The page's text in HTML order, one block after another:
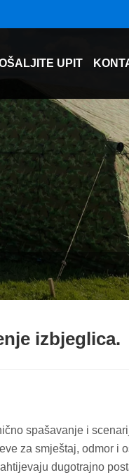
UPIT
izbjeglica.
spašavanje i
za smještaj, odmor i
dugotrajno